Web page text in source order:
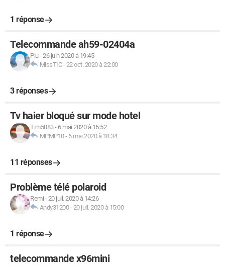
1 réponse
Telecommande ah59-02404a
Piu-26 juin 2020 à 19:45
MissTIC-22 oct. 2020 à 22:00
3 réponses
Tv haier bloqué sur mode hotel
Tim5083- 6 mai 2020 à 16:52
MPMP10- 6 mai 2020 à 18:34
11 réponses
Problème télé polaroid
Remi -20 juil. 2020 à 14:26
Andy31200-20 juil. 2020 à 15:00
1 réponse
telecommande x96mini